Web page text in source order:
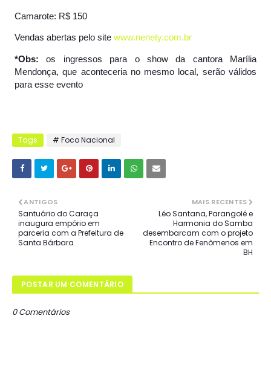
Camarote: R$ 150
Vendas abertas pelo site www.nenety.com.br
*Obs: os ingressos para o show da cantora Marília
Mendonça, que aconteceria no mesmo local, serão válidos
para esse evento
Tags # Foco Nacional
MAIS RECENTES
Léo Santana, Parangolé e
Harmonia do Samba
desembarcam com o projeto
Encontro de Fenômenos em
BH
ANTIGOS
Santuário do Caraça
inaugura empório em
parceria com a Prefeitura de
Santa Bárbara
POSTAR UM COMENTÁRIO
0 Comentários